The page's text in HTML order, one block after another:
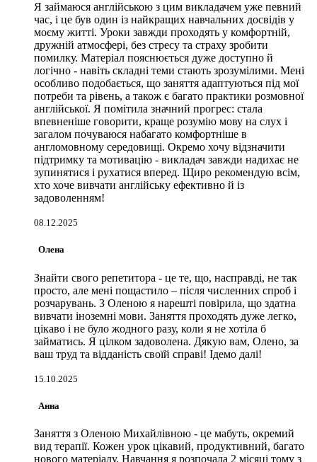
Я займаюся англійською з цим викладачем уже певний
час, і це був один із найкращих навчальних досвідів у
моєму житті. Уроки завжди проходять у комфортній,
дружній атмосфері, без стресу та страху зробити
помилку. Матеріал пояснюється дуже доступно й
логічно - навіть складні теми стають зрозумілими. Мені
особливо подобається, що заняття адаптуються під мої
потреби та рівень, а також є багато практики розмовної
англійської. Я помітила значний прогрес: стала
впевненіше говорити, краще розумію мову на слух і
загалом почуваюся набагато комфортніше в
англомовному середовищі. Окремо хочу відзначити
підтримку та мотивацію - викладач завжди надихає не
зупинятися і рухатися вперед. Щиро рекомендую всім,
хто хоче вивчати англійську ефективно й із
задоволенням!
08.12.2025
Олена
Знайти свого репетитора - це те, що, насправді, не так
просто, але мені пощастило – після численних спроб і
розчарувань. З Оленою я нарешті повірила, що здатна
вивчати іноземні мови. Заняття проходять дуже легко,
цікаво і не було жодного разу, коли я не хотіла б
займатись. Я цілком задоволена. Дякую вам, Олено, за
ваш труд та відданість своїй справі! Ідемо далі!
15.10.2025
Анна
Заняття з Оленою Михайлівною - це мабуть, окремий
вид терапії. Кожен урок цікавий, продуктивний, багато
нового матеріалу. Навчання я розпочала 2 місяці тому з